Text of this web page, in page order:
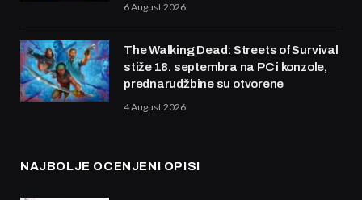
6 August 2026
The Walking Dead: Streets of Survival
stiže 18. septembra na PC i konzole,
prednarudžbine su otvorene
4 August 2026
NAJBOLJE OCENJENI OPISI